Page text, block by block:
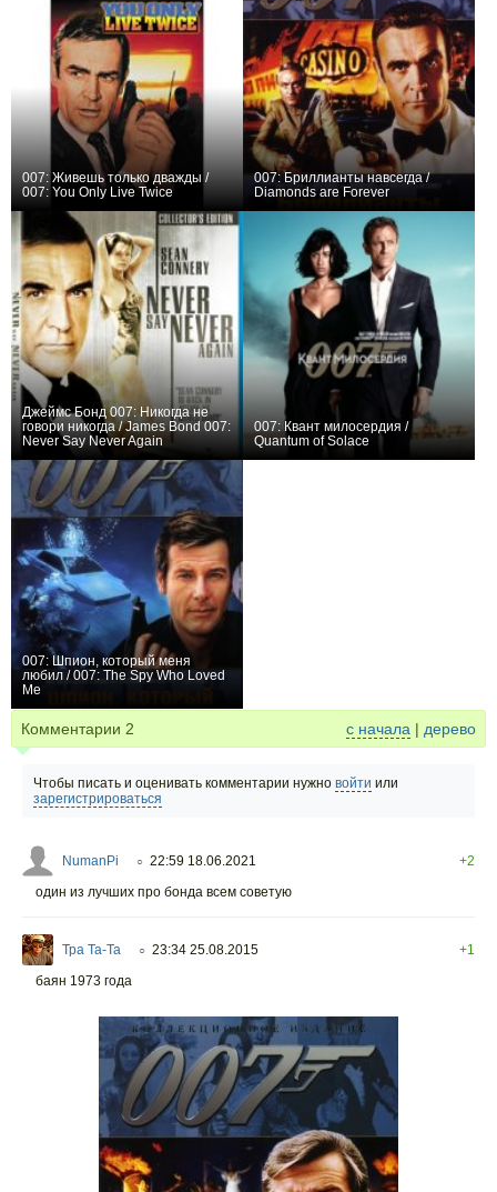
007: Живешь только дважды /
007: You Only Live Twice
007: Бриллианты навсегда /
Diamonds are Forever
Джеймс Бонд 007: Никогда не
говори никогда / James Bond 007:
Never Say Never Again
007: Квант милосердия /
Quantum of Solace
007: Шпион, который меня
любил / 007: The Spy Who Loved
Me
Комментарии 2 с начала | дерево
Чтобы писать и оценивать комментарии нужно войти или
зарегистрироваться
NumanPi ○ 22:59 18.06.2021
+2
один из лучших про бонда всем советую
Тра Та-Та ○ 23:34 25.08.2015
+1
баян 1973 года